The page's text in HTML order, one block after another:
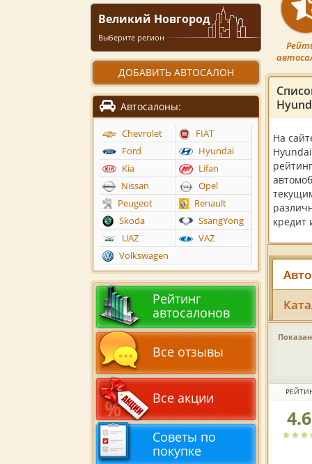
На
кредит
Великий Новгород
Выберите регион
ДОБАВИТЬ АВТОСАЛОН
Автосалоны:
Chevrolet
FIAT
Ford
Hyundai
Kia
Lifan
Nissan
Opel
Peugeot
Renault
Skoda
SsangYong
UAZ
VAZ
Volkswagen
Рейтинг
автосалонов
Все отзывы
Все акции
Советы по
покупке